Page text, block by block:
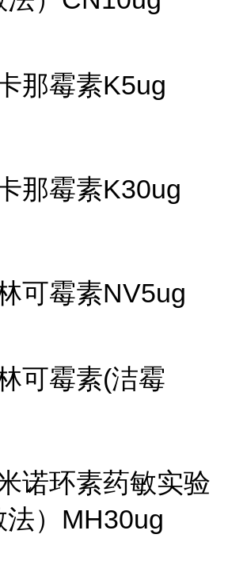
那霉素K5ug
那霉素K30ug
可霉素NV5ug
可霉素(洁霉
诺环素药敏实验
）MH30ug